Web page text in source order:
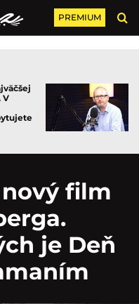
PREMIUM
V
film
je Deň